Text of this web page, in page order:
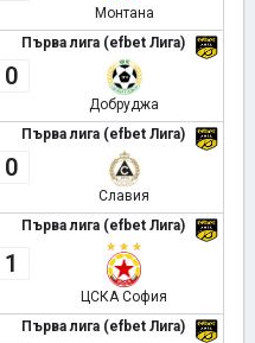
Монтана
Първа лига (efbet Лига)
0
Добруджа
Първа лига (efbet Лига)
0
Славия
Първа лига (efbet Лига)
1
ЦСКА София
Първа лига (efbet Лига)